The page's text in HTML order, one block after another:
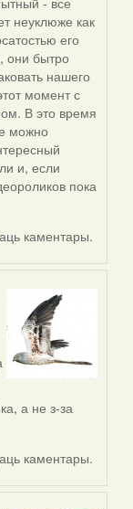
неуклюже как
его
они бытро
нашего
момент с
В это время
можно
и, если
пока
каментары.
а не з-за
каментары.